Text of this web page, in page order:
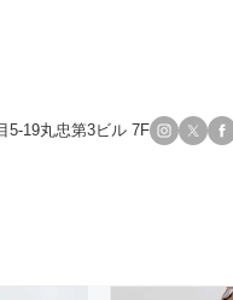
5-19丸忠第3ビル 7F